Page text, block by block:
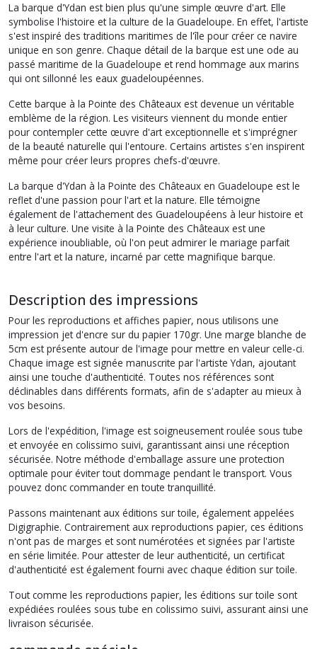
La barque d'Ydan est bien plus qu'une simple œuvre d'art. Elle
symbolise l'histoire et la culture de la Guadeloupe. En effet, l'artiste
s'est inspiré des traditions maritimes de l'île pour créer ce navire
unique en son genre. Chaque détail de la barque est une ode au
passé maritime de la Guadeloupe et rend hommage aux marins
qui ont sillonné les eaux guadeloupéennes.
Cette barque à la Pointe des Châteaux est devenue un véritable
emblème de la région. Les visiteurs viennent du monde entier
pour contempler cette œuvre d'art exceptionnelle et s'imprégner
de la beauté naturelle qui l'entoure. Certains artistes s'en inspirent
même pour créer leurs propres chefs-d'œuvre.
La barque d'Ydan à la Pointe des Châteaux en Guadeloupe est le
reflet d'une passion pour l'art et la nature. Elle témoigne
également de l'attachement des Guadeloupéens à leur histoire et
à leur culture. Une visite à la Pointe des Châteaux est une
expérience inoubliable, où l'on peut admirer le mariage parfait
entre l'art et la nature, incarné par cette magnifique barque.
Description des impressions
Pour les reproductions et affiches papier, nous utilisons une
impression jet d'encre sur du papier 170gr. Une marge blanche de
5cm est présente autour de l'image pour mettre en valeur celle-ci.
Chaque image est signée manuscrite par l'artiste Ydan, ajoutant
ainsi une touche d'authenticité. Toutes nos références sont
déclinables dans différents formats, afin de s'adapter au mieux à
vos besoins.
Lors de l'expédition, l'image est soigneusement roulée sous tube
et envoyée en colissimo suivi, garantissant ainsi une réception
sécurisée. Notre méthode d'emballage assure une protection
optimale pour éviter tout dommage pendant le transport. Vous
pouvez donc commander en toute tranquillité.
Passons maintenant aux éditions sur toile, également appelées
Digigraphie. Contrairement aux reproductions papier, ces éditions
n'ont pas de marges et sont numérotées et signées par l'artiste
en série limitée. Pour attester de leur authenticité, un certificat
d'authenticité est également fourni avec chaque édition sur toile.
Tout comme les reproductions papier, les éditions sur toile sont
expédiées roulées sous tube en colissimo suivi, assurant ainsi une
livraison sécurisée.